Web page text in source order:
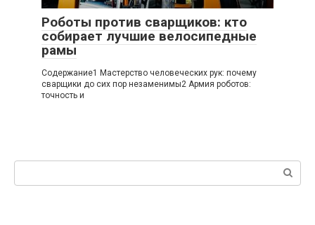
Роботы против сварщиков: кто
собирает лучшие велосипедные
рамы
Содержание1 Мастерство человеческих рук: почему
сварщики до сих пор незаменимы2 Армия роботов:
точность и